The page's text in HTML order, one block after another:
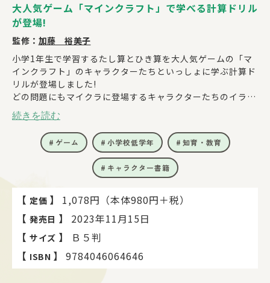
大人気ゲーム「マインクラフト」で学べる計算ドリル
が登場!
監修： 加藤 裕美子
小学1年生で学習するたし算とひき算を大人気ゲームの「マ
インクラフト」のキャラクターたちといっしょに学ぶ計算ド
リルが登場しました!
どの問題にもマイクラに登場するキャラクターたちのイラス
トが出てくるので、
お子さまはマイクラの世界を楽しみながら、飽きることなく
ドリルに取り組むことができます。
また、単元ごとにミニテストがついているので、学んだこと
をしっかりと復習できます。
ドリルのイラストを使ったかきおろしのオリジナルシールつ
きで、
られます。
監修者:加藤裕美子(大妻女子大学助教)
続きを読む
ゲーム 小学校低学年 知育・教育
キャラクター書籍
【 定価 】
1,078円（本体980円＋税）
【 発売日 】
2023年11月15日
【 サイズ 】
Ｂ５判
【 ISBN 】 9784046064646